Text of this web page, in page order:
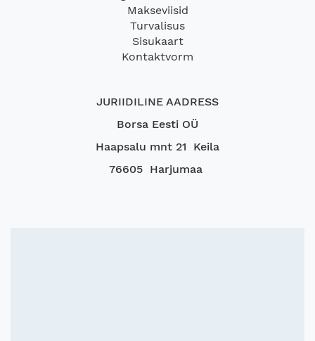
Makseviisid
Turvalisus
Sisukaart
Kontaktvorm
JURIIDILINE AADRESS
Borsa Eesti OÜ
Haapsalu mnt 21 Keila
76605 Harjumaa